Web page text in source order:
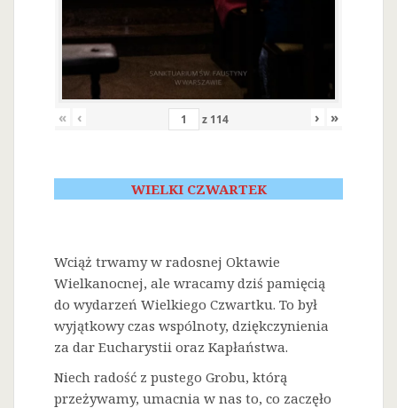
« ‹ z 114 › »
WIELKI CZWARTEK
Wciąż trwamy w radosnej Oktawie
Wielkanocnej, ale wracamy dziś pamięcią
do wydarzeń Wielkiego Czwartku. To był
wyjątkowy czas wspólnoty, dziękczynienia
za dar Eucharystii oraz Kapłaństwa.
Niech radość z pustego Grobu, którą
przeżywamy, umacnia w nas to, co zaczęło